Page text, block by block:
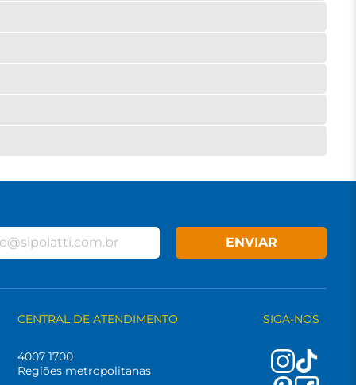
ENVIAR
CENTRAL DE ATENDIMENTO
4007 1700
Regiões metropolitanas
SIGA-NOS